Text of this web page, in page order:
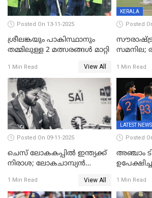
Posted On 13-11-2025
ശ്രീലങ്കയും പാകിസ്ഥാനും
തമ്മിലുള്ള 2 മത്സരങ്ങള്‍ മാറ്റി
1 Min Read View All
KERALA
Posted
സമനില;
1 Min Read
Posted On 09-11-2025
ചെസ് ലോകകപ്പില്‍ ഇന്ത്യക്ക്
നിരാശ; ലോകചാമ്പ്യന്‍
1 Min Read View All
LATEST NEWS
Posted
അഞ്ചാം
ജയിച്ച്
1 Min Read